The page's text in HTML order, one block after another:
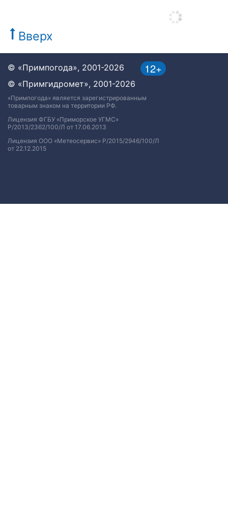
Вверх
12+
© «Примпогода», 2001-2026
© «Примгидромет», 2001-2026
«Примпогода» является зарегистрированным
товарным знаком на территории РФ.
Лицензия ФГБУ «Приморское УГМС»
Р/2013/2362/100/Л от 17.06.2013
Лицензия ООО «Метеосервис» Р/2015/2946/100/Л
от 22.12.2015